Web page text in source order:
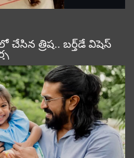
త్రిష.. బర్త్‌డే విషెస్